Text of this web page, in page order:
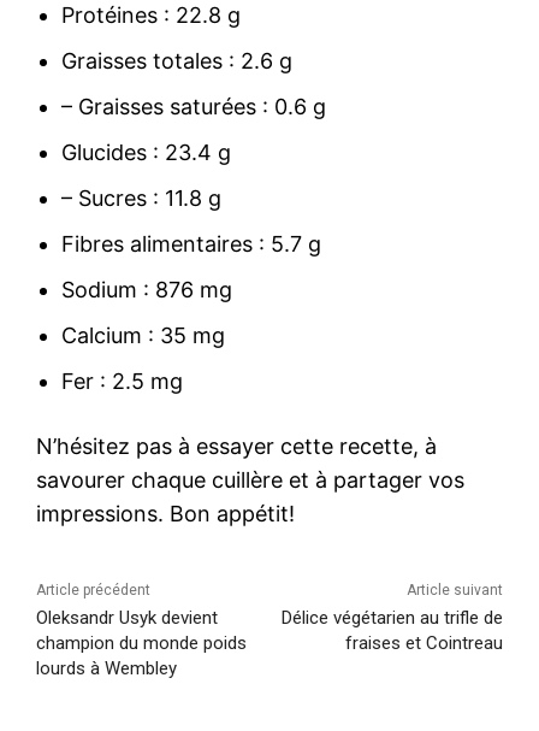
Protéines : 22.8 g
Graisses totales : 2.6 g
– Graisses saturées : 0.6 g
Glucides : 23.4 g
– Sucres : 11.8 g
Fibres alimentaires : 5.7 g
Sodium : 876 mg
Calcium : 35 mg
Fer : 2.5 mg
N’hésitez pas à essayer cette recette, à
savourer chaque cuillère et à partager vos
impressions. Bon appétit!
Article précédent
Oleksandr Usyk devient
champion du monde poids
lourds à Wembley
Article suivant
Délice végétarien au trifle de
fraises et Cointreau